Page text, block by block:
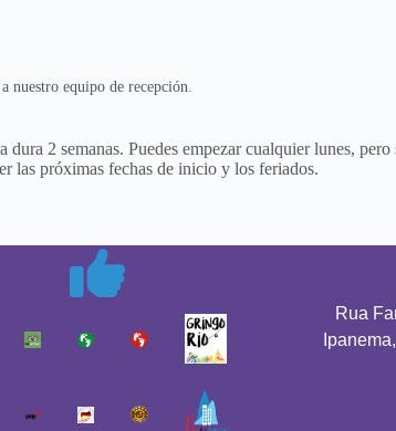
nuestro equipo de recepción.
2 semanas. Puedes empezar cualquier lunes,
las próximas fechas de inicio y los feriados.
Rua